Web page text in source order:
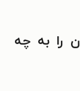
را به چه